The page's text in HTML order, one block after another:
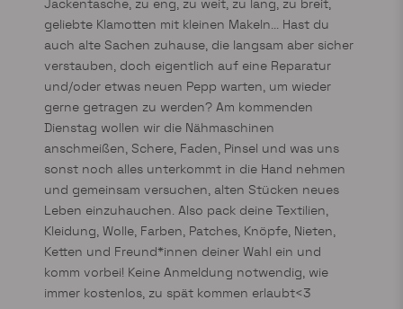
Jackentasche, zu eng, zu weit, zu lang, zu breit,
geliebte Klamotten mit kleinen Makeln... Hast du
auch alte Sachen zuhause, die langsam aber sicher
verstauben, doch eigentlich auf eine Reparatur
und/oder etwas neuen Pepp warten, um wieder
gerne getragen zu werden? Am kommenden
Dienstag wollen wir die Nähmaschinen
anschmeißen, Schere, Faden, Pinsel und was uns
sonst noch alles unterkommt in die Hand nehmen
und gemeinsam versuchen, alten Stücken neues
Leben einzuhauchen. Also pack deine Textilien,
Kleidung, Wolle, Farben, Patches, Knöpfe, Nieten,
Ketten und Freund*innen deiner Wahl ein und
komm vorbei! Keine Anmeldung notwendig, wie
immer kostenlos, zu spät kommen erlaubt<3